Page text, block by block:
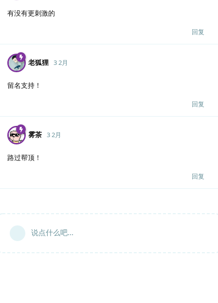
有没有更刺激的
回复
老狐狸 3 2月
留名支持！
回复
雾茶 3 2月
路过帮顶！
回复
说点什么吧...